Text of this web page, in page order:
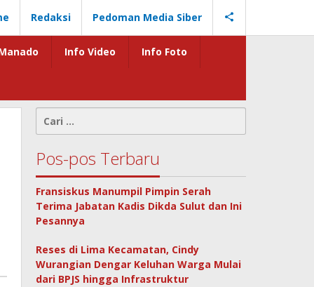
Redaksi Pedoman Media Siber
Info Video Info Foto
untuk:
Pos-pos Terbaru
Fransiskus Manumpil Pimpin Serah
Terima Jabatan Kadis Dikda Sulut dan Ini
Pesannya
Reses di Lima Kecamatan, Cindy
Wurangian Dengar Keluhan Warga Mulai
dari BPJS hingga Infrastruktur